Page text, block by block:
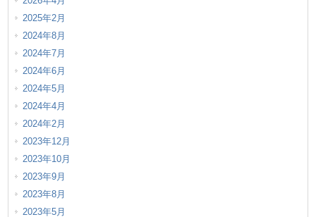
2025年2月
2024年8月
2024年7月
2024年6月
2024年5月
2024年4月
2024年2月
2023年12月
2023年10月
2023年9月
2023年8月
2023年5月